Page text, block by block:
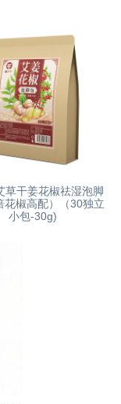
草干姜花椒祛湿泡脚
花椒高配）（30独立
小包-30g)